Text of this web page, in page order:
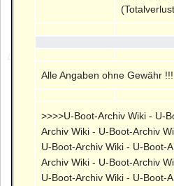
Alle Angaben ohne Gewähr !!!
>>>>U-Boot-Archiv Wiki - U-
Archiv Wiki - U-Boot-Archiv
U-Boot-Archiv Wiki - U-Boot-
Archiv Wiki - U-Boot-Archiv
U-Boot-Archiv Wiki - U-Boot-